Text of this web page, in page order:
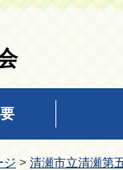
ジ > 清瀬市立清瀬第